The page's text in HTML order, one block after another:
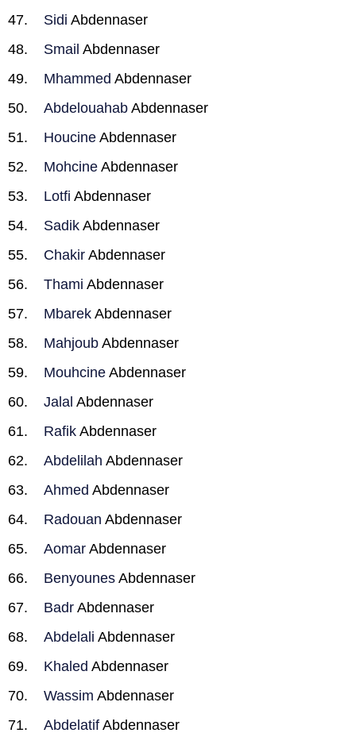
Sidi Abdennaser
Smail Abdennaser
Mhammed Abdennaser
Abdelouahab Abdennaser
Houcine Abdennaser
Mohcine Abdennaser
Lotfi Abdennaser
Sadik Abdennaser
Chakir Abdennaser
Thami Abdennaser
Mbarek Abdennaser
Mahjoub Abdennaser
Mouhcine Abdennaser
Jalal Abdennaser
Rafik Abdennaser
Abdelilah Abdennaser
Ahmed Abdennaser
Radouan Abdennaser
Aomar Abdennaser
Benyounes Abdennaser
Badr Abdennaser
Abdelali Abdennaser
Khaled Abdennaser
Wassim Abdennaser
Abdelatif Abdennaser